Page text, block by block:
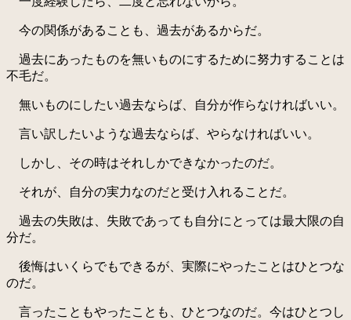
今の関係があることも、過去があるからだ。
過去にあったものを無いものにするために努力することは
不毛だ。
無いものにしたい過去ならば、自分が作らなければいい。
言い訳したいような過去ならば、やらなければいい。
しかし、その時はそれしかできなかったのだ。
それが、自分の実力なのだと受け入れることだ。
過去の失敗は、失敗であっても自分にとっては最大限の自
分だ。
後悔はいくらでもできるが、実際にやったことはひとつな
のだ。
言ったこともやったことも、ひとつなのだ。今はひとつし